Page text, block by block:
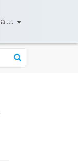
Español (España)